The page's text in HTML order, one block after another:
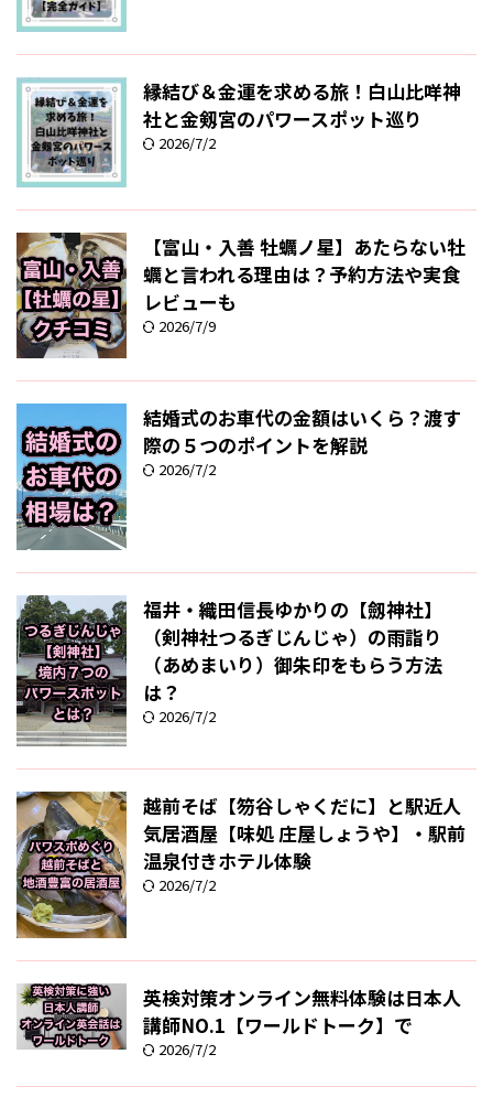
縁結び＆金運を求める旅！白山比咩神
社と金剱宮のパワースポット巡り
2026/7/2
【富山・入善 牡蠣ノ星】あたらない牡
蠣と言われる理由は？予約方法や実食
レビューも
2026/7/9
結婚式のお車代の金額はいくら？渡す
際の５つのポイントを解説
2026/7/2
福井・織田信長ゆかりの【劔神社】
（剣神社つるぎじんじゃ）の雨詣り
（あめまいり）御朱印をもらう方法
は？
2026/7/2
越前そば【笏谷しゃくだに】と駅近人
気居酒屋【味処 庄屋しょうや】・駅前
温泉付きホテル体験
2026/7/2
英検対策オンライン無料体験は日本人
講師NO.1【ワールドトーク】で
2026/7/2